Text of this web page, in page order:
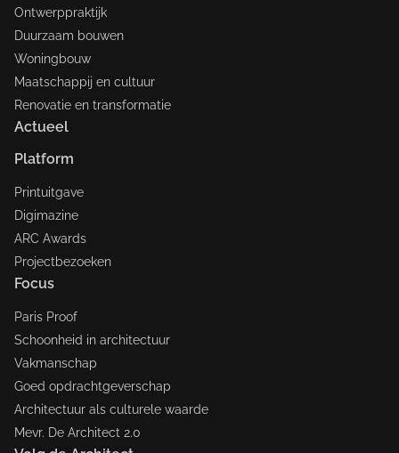
Ontwerppraktijk
Duurzaam bouwen
Woningbouw
Maatschappij en cultuur
Renovatie en transformatie
Actueel
Platform
Printuitgave
Digimazine
ARC Awards
Projectbezoeken
Focus
Paris Proof
Schoonheid in architectuur
Vakmanschap
Goed opdrachtgeverschap
Architectuur als culturele waarde
Mevr. De Architect 2.0